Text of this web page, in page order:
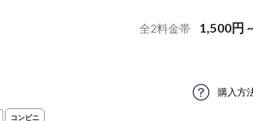
全2料金帯 1,500円 ~
購入方